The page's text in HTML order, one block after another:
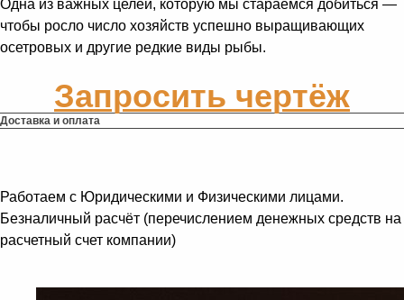
Одна из важных целей, которую мы стараемся добиться —
чтобы росло число хозяйств успешно выращивающих
осетровых и другие редкие виды рыбы.
Запросить чертёж
Доставка и оплата
Работаем с Юридическими и Физическими лицами.
Безналичный расчёт (перечислением денежных средств на
расчетный счет компании)